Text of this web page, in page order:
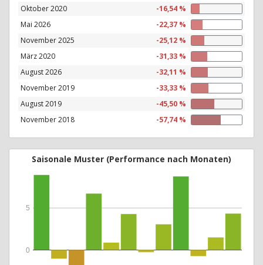
Oktober 2020
-16,54 %
Mai 2026
-22,37 %
November 2025
-25,12 %
März 2020
-31,33 %
August 2026
-32,11 %
November 2019
-33,33 %
August 2019
-45,50 %
November 2018
-57,74 %
Saisonale Muster (Performance nach Monaten)
0
5